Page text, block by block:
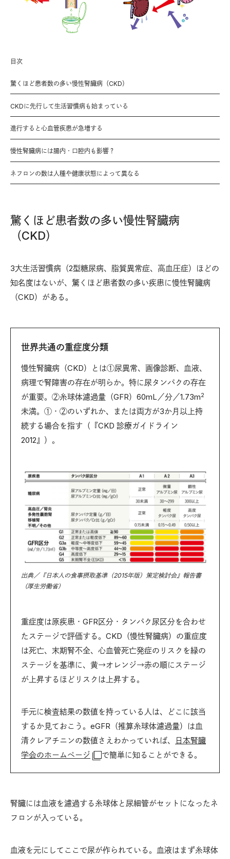
目次
驚くほど患者数の多い慢性腎臓病（CKD）
CKDに先行して生活習慣病も始まっている
進行すると心血管疾患が急増する
慢性腎臓病には腸内・口腔内も影響？
ネフロンの数は人種や健康状態によって異なる
驚くほど患者数の多い慢性腎臓病
（CKD）
3大生活習慣病（2型糖尿病、脂質異常症、高血圧症）ほどの
知名度はないが、驚くほど患者数の多い疾患に慢性腎臓病
（CKD）がある。
世界共通の重症度分類
慢性腎臓病（CKD）とは①尿異常、画像診断、血液、
病理で腎障害の存在が明らか。特に尿タンパクの存在
が重要。②糸球体濾過量（GFR）60mL／分／1.73m2
未満。①・②のいずれか、または両方が3か月以上持
続する場合を指す（『CKD 診療ガイドライン
2012』）。
出典／『日本人の食事摂取基準（2015年版）策定検討会』報告書
（厚生労働省）
重症度は原疾患・GFR区分・タンパク尿区分を合わせ
たステージで評価する。CKD（慢性腎臓病）の重症度
は死亡、末期腎不全、心血管死亡発症のリスクを緑の
ステージを基準に、黄→オレンジ→赤の順にステージ
が上昇するほどリスクは上昇する。
手元に検査結果の数値を持っている人は、どこに該当
するか見ておこう。eGFR（推算糸球体濾過量）は血
清クレアチニンの数値さえわかっていれば、
日本腎臓
学会のホームページ
で簡単に知ることができる。
腎臓には血液を濾過する糸球体と尿細管がセットになったネ
フロンが入っている。
血液を元にしてここで尿が作られている。血液はまず糸球体